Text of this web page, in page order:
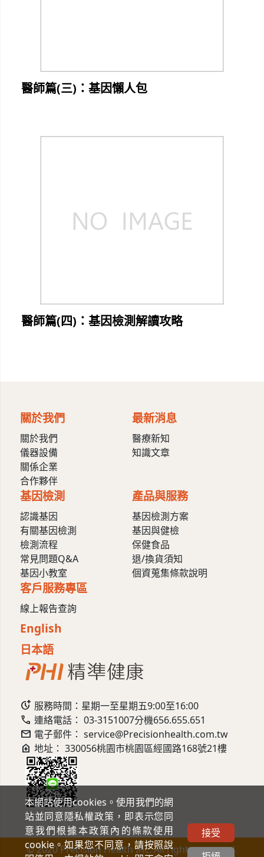
醫師篇(三)：基因懶人包
醫師篇(四)：基因檢測解讀攻略
關於我們
關於我們
儀器設備
關係企業
合作夥伴
最新消息
醫療新知
知識文章
基因檢測
認識基因
有關基因檢測
檢測流程
常見問題Q&A
基因小教室
產品與服務
基因檢測方案
基因與健檢
保健食品
退/換貨須知
個資蒐集條款說明
客戶服務專區
線上報告查詢
English
日本語
more_time 服務時間：星期一至星期五9:00至16:00
call 連絡電話：03-3151007分機656.655.651
mail 電子郵件：service@Precisionhealth.com.tw
home_health 地址：330056桃園市桃園區經國路168號21樓
© 2020 Precision Health Inc. All rights reserved.
本網站使用cookies。使用我們的網
站並同意隱私權政策，即表示您同
意我們根據本政策內的條款使用
cookie。如果您不同意，請按照說
接受